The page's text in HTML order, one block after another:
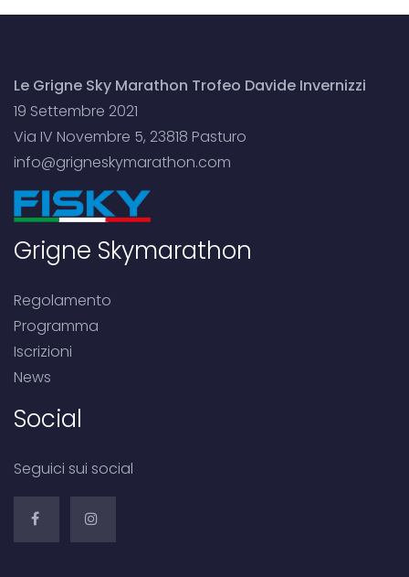
Le Grigne Sky Marathon Trofeo Davide Invernizzi
19 Settembre 2021
Via IV Novembre 5, 23818 Pasturo
info@grigneskymarathon.com
Grigne Skymarathon
Regolamento
Programma
Iscrizioni
News
Social
Seguici sui social